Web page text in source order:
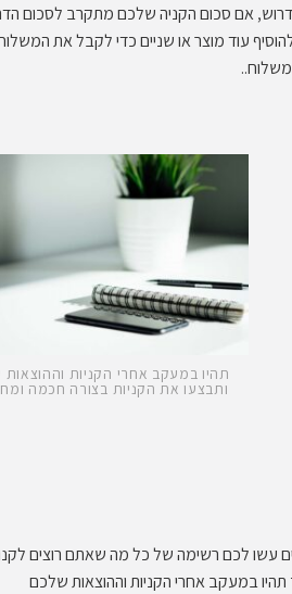
אם סכום הקניה שלכם מתקרב לסכום
עוד מוצר או שניים כדי לקבל את
תהיו במעקב אחרי הקניות
ותבצעו את הקניות בצורה חכמה
עשו לכם רשימה של כל מה שאתם רוצים
במעקב אחרי הקניות וההוצאות שלכם